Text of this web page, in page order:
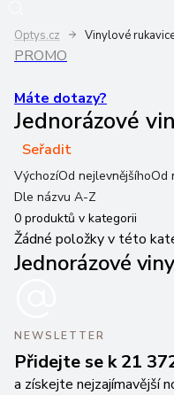
Optys.cz Vinylové
PROMO
Máte dotazy?
Jednorázové
Seřadit
VýchozíOd nejlevnějšíhoOd
Dle názvu A-Z
0 produktů v kategorii
Žádné položky v této
Jednorázové
NEWSLETTER
Přidejte se k 21
a získejte nejzajímavější